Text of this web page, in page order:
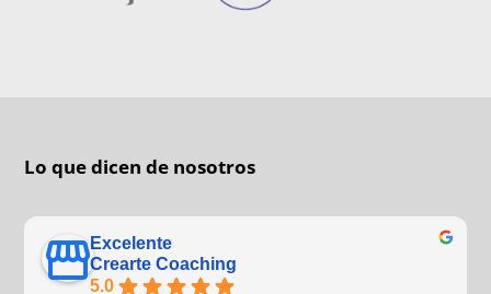
Lo que dicen de nosotros
Excelente
Crearte Coaching
5.0